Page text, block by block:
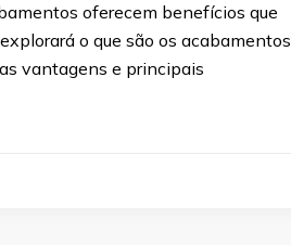
oferecem benefícios que
o que são os acabamentos
vantagens e principais